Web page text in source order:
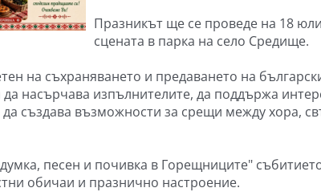
Празникът ще се проведе на 18
сцената в парка на село Средище.
на съхраняването и предаването на
насърчава изпълнителите, да поддържа
създава възможности за срещи между хора,
песен и почивка в Горещниците"
обичаи и празнично настроение.